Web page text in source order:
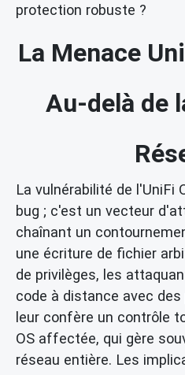
protection robuste ?
La Menace
Au-delà de
La vulnérabilité de l'UniFi
bug ; c'est un vecteur
chaînant un
une écriture de fichier
de privilèges, les
code à distance avec des
leur confère un contrôle
OS affectée, qui gère
réseau entière. Les